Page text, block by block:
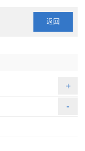
返回
+
-